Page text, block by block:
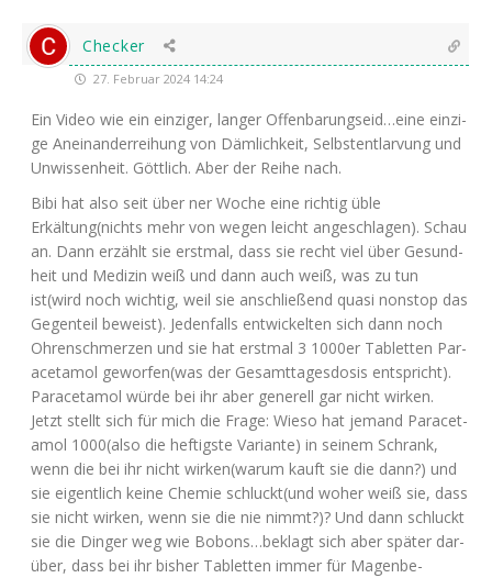
Checker
27. Februar 2024 14:24
Ein Video wie ein ein­zi­ger, lan­ger Offenbarungseid…eine ein­zi­
ge Anein­an­der­rei­hung von Däm­lich­keit, Selbst­ent­lar­vung und
Unwis­sen­heit. Gött­lich. Aber der Rei­he nach.
Bibi hat also seit über ner Woche eine rich­tig üble
Erkältung(nichts mehr von wegen leicht ange­schla­gen). Schau
an. Dann erzählt sie erst­mal, dass sie recht viel über Gesund­
heit und Medi­zin weiß und dann auch weiß, was zu tun
ist(wird noch wich­tig, weil sie anschlie­ßend qua­si non­stop das
Gegen­teil beweist). Jeden­falls ent­wi­ckel­ten sich dann noch
Ohren­schmer­zen und sie hat erst­mal 3 1000er Tablet­ten Par­
acet­amol geworfen(was der Gesamt­ta­ges­do­sis ent­spricht).
Par­acet­amol wür­de bei ihr aber gene­rell gar nicht wir­ken.
Jetzt stellt sich für mich die Fra­ge: Wie­so hat jemand Par­acet­
amol 1000(also die hef­tigs­te Vari­an­te) in sei­nem Schrank,
wenn die bei ihr nicht wirken(warum kauft sie die dann?) und
sie eigent­lich kei­ne Che­mie schluckt(und woher weiß sie, dass
sie nicht wir­ken, wenn sie die nie nimmt?)? Und dann schluckt
sie die Din­ger weg wie Bobons…beklagt sich aber spä­ter dar­
über, dass bei ihr bis­her Tablet­ten immer für Magen­be­